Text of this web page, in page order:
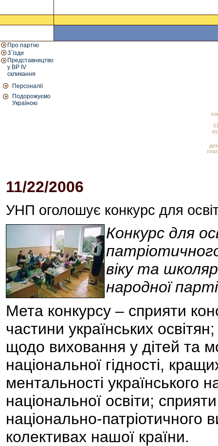
Про партію
З`їзди
Представництво
у ВР IV
скликання
Персоналії
Подорожуємо
Україною
11/22/2006
УНП оголошує конкурс для
Конкурс для
віку та
народної
Мета конкурсу – сприяти
частини українських освітян;
щодо виховання у дітей та
національної гідності,
ментальності українського
національної освіти;
національно-патріотичного
колективах нашої країни.